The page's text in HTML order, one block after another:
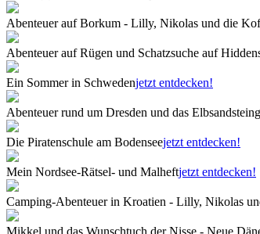
Abenteuer auf Borkum - Lilly, Nikolas und die
Abenteuer auf Rügen und Schatzsuche auf
Ein Sommer in Schwedenjetzt entdecken!
Abenteuer rund um Dresden und das
Die Piratenschule am Bodenseejetzt entdecken!
Mein Nordsee-Rätsel- und Malheftjetzt entdecken!
Camping-Abenteuer in Kroatien - Lilly, Nikolas
Mikkel und das Wunschtuch der Nisse - Neue